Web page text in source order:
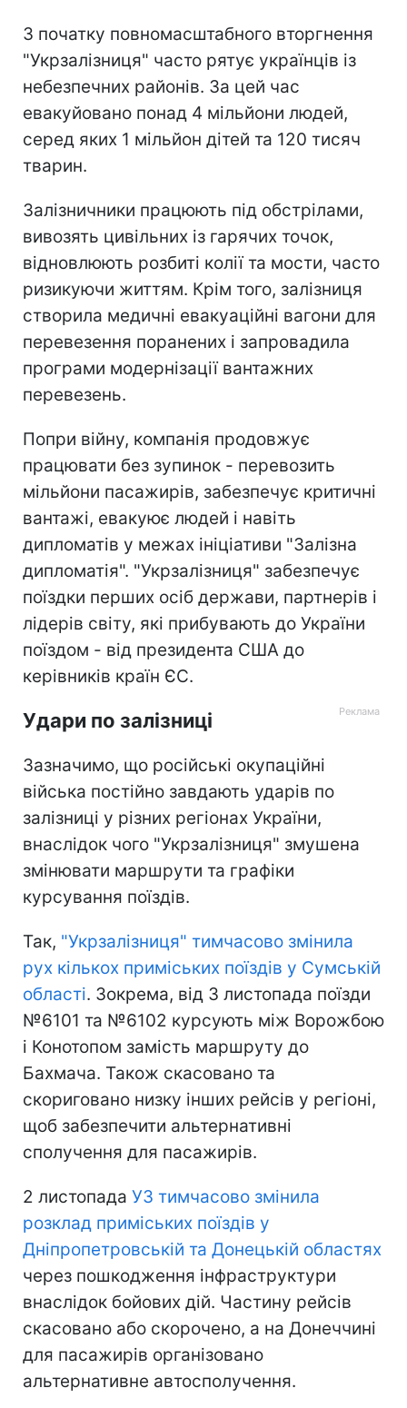
З початку повномасштабного вторгнення
"Укрзалізниця" часто рятує українців із
небезпечних районів. За цей час
евакуйовано понад 4 мільйони людей,
серед яких 1 мільйон дітей та 120 тисяч
тварин.
Залізничники працюють під обстрілами,
вивозять цивільних із гарячих точок,
відновлюють розбиті колії та мости, часто
ризикуючи життям. Крім того, залізниця
створила медичні евакуаційні вагони для
перевезення поранених і запровадила
програми модернізації вантажних
перевезень.
Попри війну, компанія продовжує
працювати без зупинок - перевозить
мільйони пасажирів, забезпечує критичні
вантажі, евакуює людей і навіть
дипломатів у межах ініціативи "Залізна
дипломатія". "Укрзалізниця" забезпечує
поїздки перших осіб держави, партнерів і
лідерів світу, які прибувають до України
поїздом - від президента США до
керівників країн ЄС.
Удари по залізниці
Зазначимо, що російські окупаційні
війська постійно завдають ударів по
залізниці у різних регіонах України,
внаслідок чого "Укрзалізниця" змушена
змінювати маршрути та графіки
курсування поїздів.
Так, "Укрзалізниця" тимчасово змінила
рух кількох приміських поїздів у Сумській
області. Зокрема, від 3 листопада поїзди
№6101 та №6102 курсують між Ворожбою
і Конотопом замість маршруту до
Бахмача. Також скасовано та
скориговано низку інших рейсів у регіоні,
щоб забезпечити альтернативні
сполучення для пасажирів.
2 листопада УЗ тимчасово змінила
розклад приміських поїздів у
Дніпропетровській та Донецькій областях
через пошкодження інфраструктури
внаслідок бойових дій. Частину рейсів
скасовано або скорочено, а на Донеччині
для пасажирів організовано
альтернативне автосполучення.